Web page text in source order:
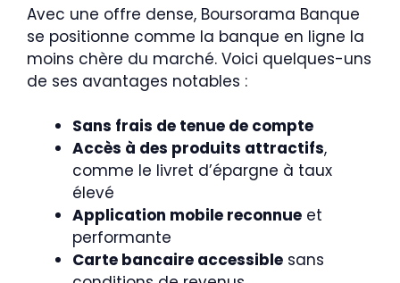
Avec une offre dense, Boursorama Banque
se positionne comme la banque en ligne la
moins chère du marché. Voici quelques-uns
de ses avantages notables :
Sans frais de tenue de compte
Accès à des produits attractifs,
comme le livret d’épargne à taux
élevé
Application mobile reconnue et
performante
Carte bancaire accessible sans